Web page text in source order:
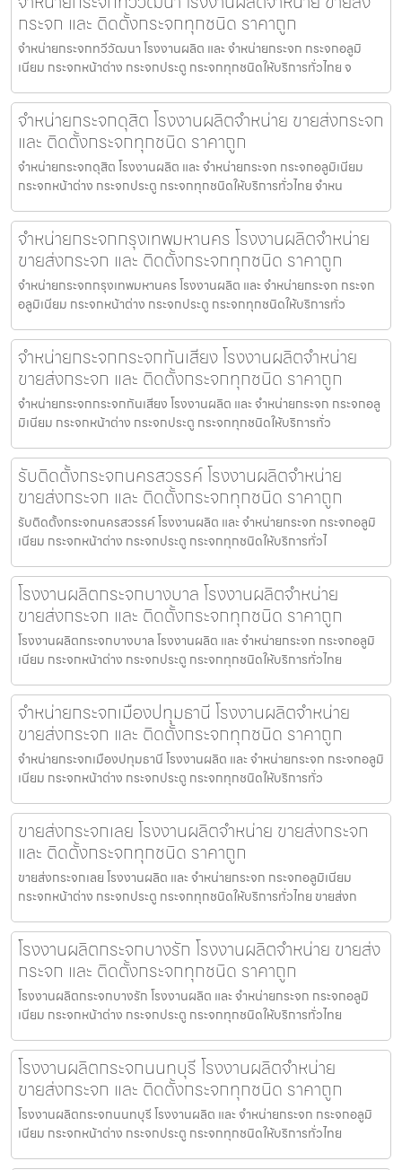
กระจก และ ติดตั้งกระจกทุกชนิด ราคาถูก
จำหน่ายกระจกทวีวัฒนา โรงงานผลิต และ จำหน่ายกระจก กระจกอลูมิ
เนียม กระจกหน้าต่าง กระจกประตู กระจกทุกชนิดให้บริการทั่วไทย จ
จำหน่ายกระจกดุสิต โรงงานผลิตจำหน่าย ขายส่งกระจก
และ ติดตั้งกระจกทุกชนิด ราคาถูก
จำหน่ายกระจกดุสิต โรงงานผลิต และ จำหน่ายกระจก กระจกอลูมิเนียม
กระจกหน้าต่าง กระจกประตู กระจกทุกชนิดให้บริการทั่วไทย จำหน
จำหน่ายกระจกกรุงเทพมหานคร โรงงานผลิตจำหน่าย
ขายส่งกระจก และ ติดตั้งกระจกทุกชนิด ราคาถูก
จำหน่ายกระจกกรุงเทพมหานคร โรงงานผลิต และ จำหน่ายกระจก กระจก
อลูมิเนียม กระจกหน้าต่าง กระจกประตู กระจกทุกชนิดให้บริการทั่ว
จำหน่ายกระจกกระจกกันเสียง โรงงานผลิตจำหน่าย
ขายส่งกระจก และ ติดตั้งกระจกทุกชนิด ราคาถูก
จำหน่ายกระจกกระจกกันเสียง โรงงานผลิต และ จำหน่ายกระจก กระจกอลู
มิเนียม กระจกหน้าต่าง กระจกประตู กระจกทุกชนิดให้บริการทั่ว
รับติดตั้งกระจกนครสวรรค์ โรงงานผลิตจำหน่าย
ขายส่งกระจก และ ติดตั้งกระจกทุกชนิด ราคาถูก
รับติดตั้งกระจกนครสวรรค์ โรงงานผลิต และ จำหน่ายกระจก กระจกอลูมิ
เนียม กระจกหน้าต่าง กระจกประตู กระจกทุกชนิดให้บริการทั่วไ
โรงงานผลิตกระจกบางบาล โรงงานผลิตจำหน่าย
ขายส่งกระจก และ ติดตั้งกระจกทุกชนิด ราคาถูก
โรงงานผลิตกระจกบางบาล โรงงานผลิต และ จำหน่ายกระจก กระจกอลูมิ
เนียม กระจกหน้าต่าง กระจกประตู กระจกทุกชนิดให้บริการทั่วไทย
จำหน่ายกระจกเมืองปทุมธานี โรงงานผลิตจำหน่าย
ขายส่งกระจก และ ติดตั้งกระจกทุกชนิด ราคาถูก
จำหน่ายกระจกเมืองปทุมธานี โรงงานผลิต และ จำหน่ายกระจก กระจกอลูมิ
เนียม กระจกหน้าต่าง กระจกประตู กระจกทุกชนิดให้บริการทั่ว
ขายส่งกระจกเลย โรงงานผลิตจำหน่าย ขายส่งกระจก
และ ติดตั้งกระจกทุกชนิด ราคาถูก
ขายส่งกระจกเลย โรงงานผลิต และ จำหน่ายกระจก กระจกอลูมิเนียม
กระจกหน้าต่าง กระจกประตู กระจกทุกชนิดให้บริการทั่วไทย ขายส่งก
โรงงานผลิตกระจกบางรัก โรงงานผลิตจำหน่าย ขายส่ง
กระจก และ ติดตั้งกระจกทุกชนิด ราคาถูก
โรงงานผลิตกระจกบางรัก โรงงานผลิต และ จำหน่ายกระจก กระจกอลูมิ
เนียม กระจกหน้าต่าง กระจกประตู กระจกทุกชนิดให้บริการทั่วไทย
โรงงานผลิตกระจกนนทบุรี โรงงานผลิตจำหน่าย
ขายส่งกระจก และ ติดตั้งกระจกทุกชนิด ราคาถูก
โรงงานผลิตกระจกนนทบุรี โรงงานผลิต และ จำหน่ายกระจก กระจกอลูมิ
เนียม กระจกหน้าต่าง กระจกประตู กระจกทุกชนิดให้บริการทั่วไทย